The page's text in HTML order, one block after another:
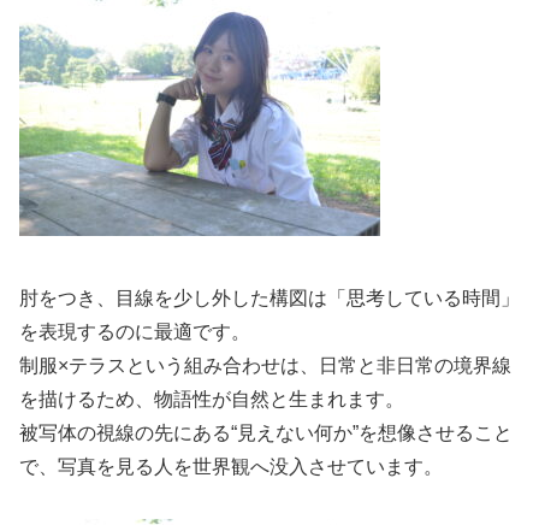
肘をつき、目線を少し外した構図は「思考している時間」
を表現するのに最適です。
制服×テラスという組み合わせは、日常と非日常の境界線
を描けるため、物語性が自然と生まれます。
被写体の視線の先にある“見えない何か”を想像させること
で、写真を見る人を世界観へ没入させています。